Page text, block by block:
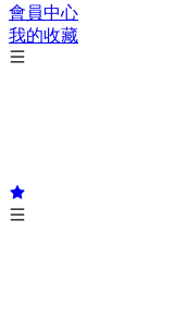
會員中心
我的收藏